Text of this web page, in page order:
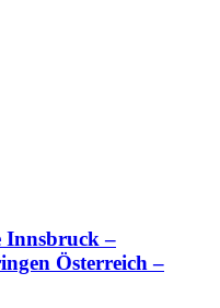
Innsbruck –
Österreich –